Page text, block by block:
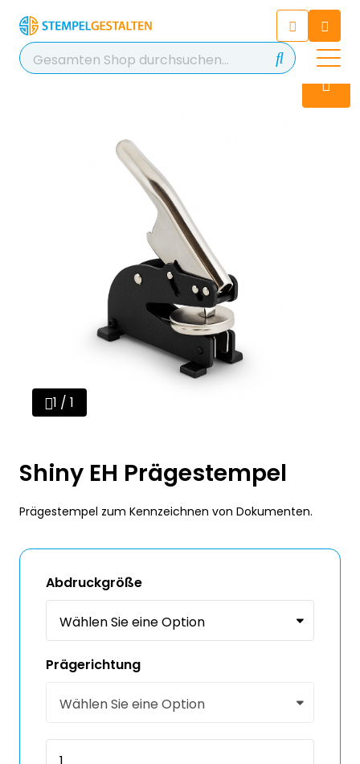
Chatten Sie 24/7 mit unserem
hilfreichen Chatbot
Kontakt
+49 2038 0480 403
1 / 1
Shiny EH Prägestempel
Prägestempel zum Kennzeichnen von Dokumenten.
Abdruckgröße
Prägerichtung